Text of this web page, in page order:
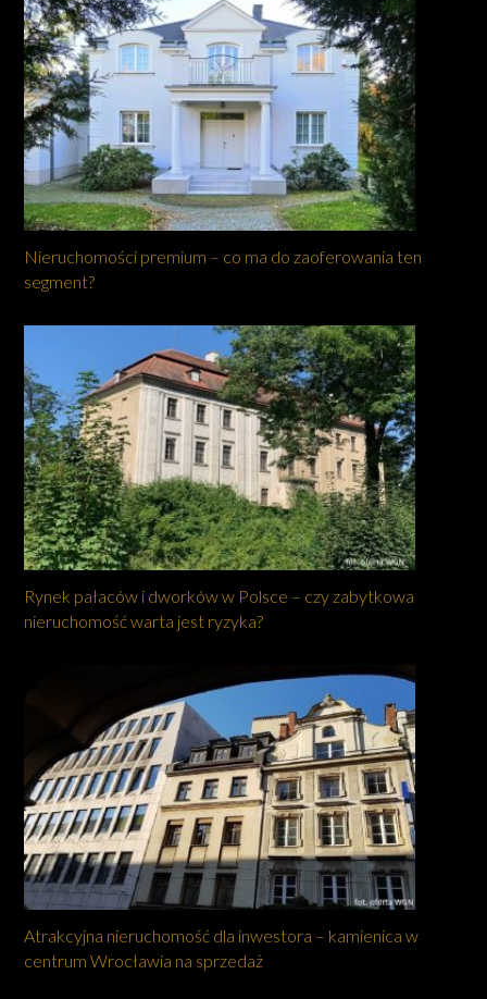
Nieruchomości premium – co ma do zaoferowania ten
segment?
Rynek pałaców i dworków w Polsce – czy zabytkowa
nieruchomość warta jest ryzyka?
Atrakcyjna nieruchomość dla inwestora – kamienica w
centrum Wrocławia na sprzedaż